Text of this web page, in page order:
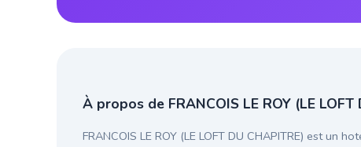
À propos de FRANCOIS LE ROY (LE LOFT
FRANCOIS LE ROY (LE LOFT DU CHAPITRE) est un